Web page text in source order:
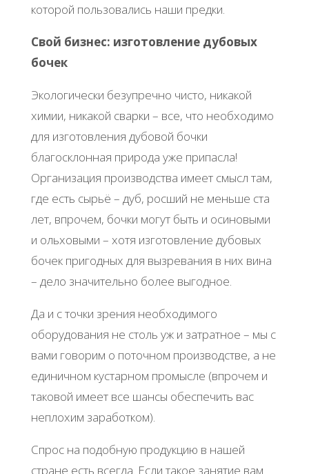
которой пользовались наши предки.
Свой бизнес: изготовление дубовых
бочек
Экологически безупречно чисто, никакой
химии, никакой сварки – все, что необходимо
для изготовления дубовой бочки
благосклонная природа уже припасла!
Организация производства имеет смысл там,
где есть сырьё – дуб, росший не меньше ста
лет, впрочем, бочки могут быть и осиновыми
и ольховыми – хотя изготовление дубовых
бочек пригодных для вызревания в них вина
– дело значительно более выгодное.
Да и с точки зрения необходимого
оборудования не столь уж и затратное – мы с
вами говорим о поточном производстве, а не
единичном кустарном промысле (впрочем и
таковой имеет все шансы обеспечить вас
неплохим заработком).
Спрос на подобную продукцию в нашей
стране есть всегда. Если такое занятие вам